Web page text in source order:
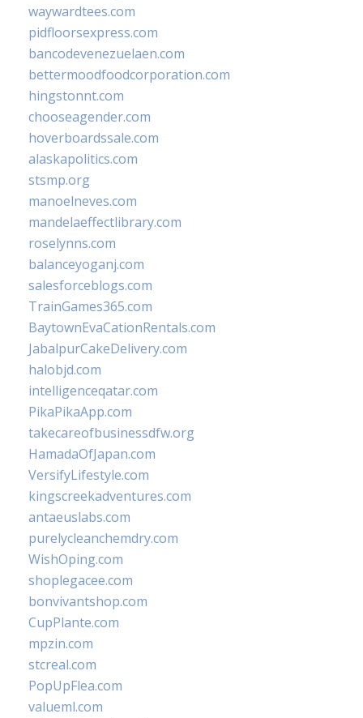
waywardtees.com
pidfloorsexpress.com
bancodevenezuelaen.com
bettermoodfoodcorporation.com
hingstonnt.com
chooseagender.com
hoverboardssale.com
alaskapolitics.com
stsmp.org
manoelneves.com
mandelaeffectlibrary.com
roselynns.com
balanceyoganj.com
salesforceblogs.com
TrainGames365.com
BaytownEvaCationRentals.com
JabalpurCakeDelivery.com
halobjd.com
intelligenceqatar.com
PikaPikaApp.com
takecareofbusinessdfw.org
HamadaOfJapan.com
VersifyLifestyle.com
kingscreekadventures.com
antaeuslabs.com
purelycleanchemdry.com
WishOping.com
shoplegacee.com
bonvivantshop.com
CupPlante.com
mpzin.com
stcreal.com
PopUpFlea.com
valueml.com